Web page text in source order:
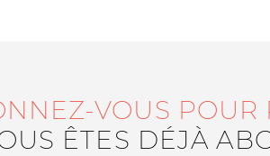
VOUS POUR
ÊTES DÉJÀ